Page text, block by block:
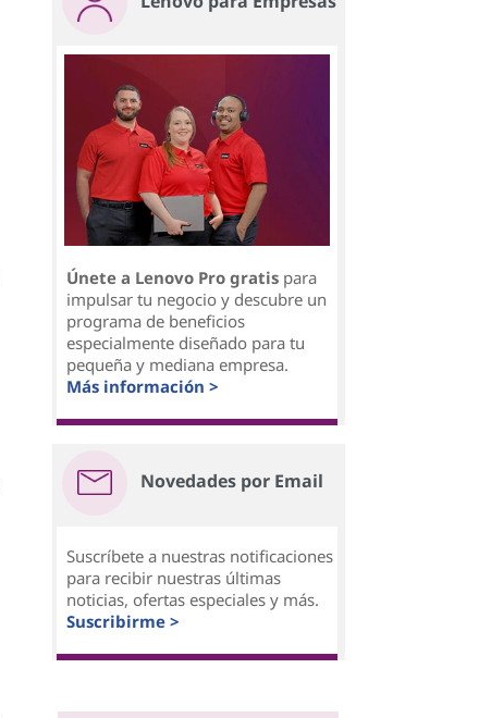
Únete a Lenovo Pro gratispara
impulsar tu negocio y descubre un
programa de beneficios
especialmente diseñado para tu
pequeña y mediana empresa.
Más información >
Novedades por Email
Suscríbete a nuestras notificaciones
para recibir nuestras últimas
noticias, ofertas especiales y más.
Suscribirme >